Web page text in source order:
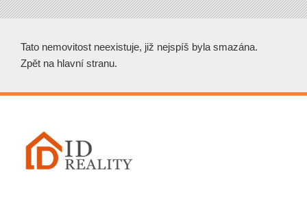
Tato nemovitost neexistuje, již nejspíš byla smazána.
Zpět na hlavní stranu.